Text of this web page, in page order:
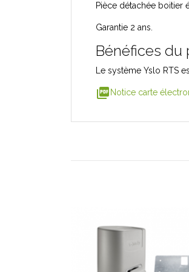
Pièce détachée boitier
Garantie 2 ans.
Bénéfices du
Le système Yslo RTS
picture_as_pdf Notice carte